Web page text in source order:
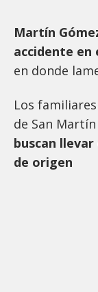
Martín
accidente en
en donde
Los
de San
buscan
de origen